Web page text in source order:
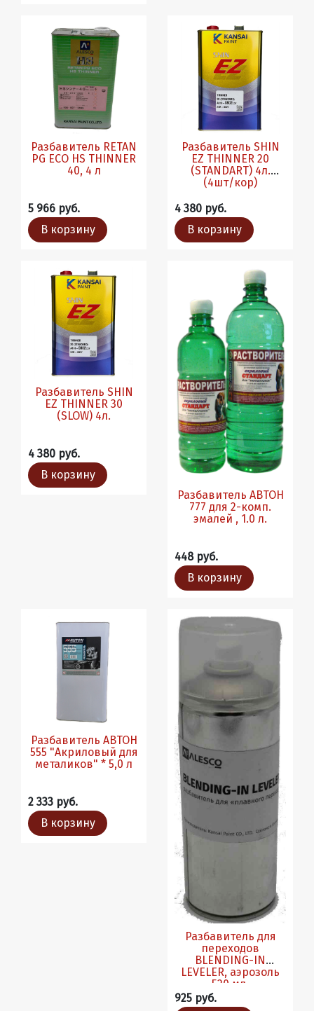
Разбавитель RETAN
PG ECO HS THINNER
40, 4 л
5 966 руб.
В корзину
Разбавитель SHIN
EZ THINNER 20
(STANDART) 4л.
(4шт/кор)
4 380 руб.
В корзину
Разбавитель SHIN
EZ THINNER 30
(SLOW) 4л.
4 380 руб.
В корзину
Разбавитель АВТОН
777 для 2-комп.
эмалей , 1.0 л.
448 руб.
В корзину
Разбавитель АВТОН
555 "Акриловый для
металиков" * 5,0 л
2 333 руб.
В корзину
Разбавитель для
переходов
BLENDING-IN
LEVELER, аэрозоль
520 мл.
925 руб.